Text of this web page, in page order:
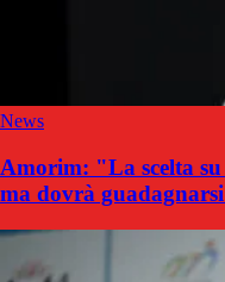
News
Amorim: "La scelta
ma dovrà